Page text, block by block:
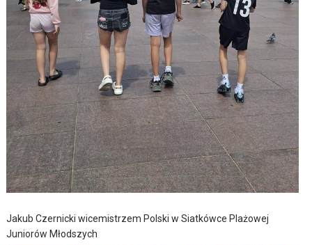
Jakub Czernicki wicemistrzem Polski w Siatkówce Plażowej
Juniorów Młodszych